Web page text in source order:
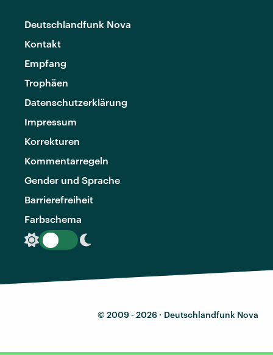
Deutschlandfunk Nova
Kontakt
Empfang
Trophäen
Datenschutzerklärung
Impressum
Korrekturen
Kommentarregeln
Gender und Sprache
Barrierefreiheit
Farbschema
© 2009 - 2026 · Deutschlandfunk Nova